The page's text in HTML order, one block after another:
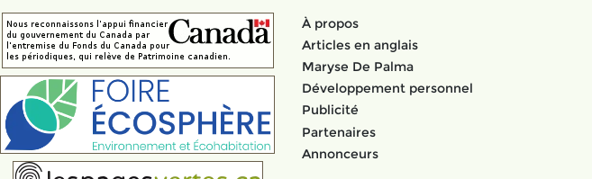
À propos
Articles en anglais
Maryse De Palma
Développement personnel
Publicité
Partenaires
Annonceurs